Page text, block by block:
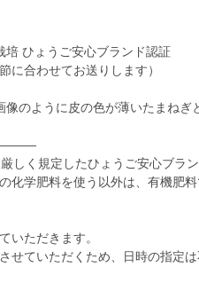
培 ひょうご安心ブランド認証
に合わせてお送りします）
のように皮の色が薄いたまねぎ
しく規定したひょうご安心ブラ
化学肥料を使う以外は、有機肥料
いただきます。
せていただくため、日時の指定